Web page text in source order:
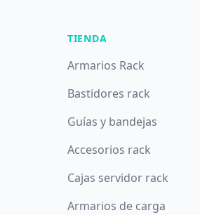
TIENDA
Armarios Rack
Bastidores rack
Guías y bandejas
Accesorios rack
Cajas servidor rack
Armarios de carga